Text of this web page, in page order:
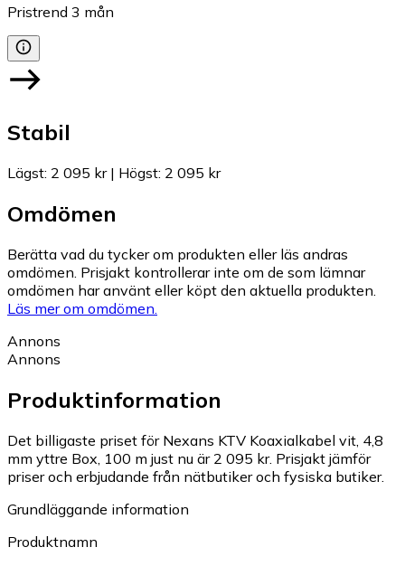
Pristrend 3 mån
Stabil
Lägst: 2 095 kr| Högst: 2 095 kr
Omdömen
Berätta vad du tycker om produkten eller läs andras
omdömen. Prisjakt kontrollerar inte om de som lämnar
omdömen har använt eller köpt den aktuella produkten.
Läs mer om omdömen.
Annons
Annons
Produktinformation
Det billigaste priset för Nexans KTV Koaxialkabel vit, 4,8
mm yttre Box, 100 m just nu är 2 095 kr. Prisjakt jämför
priser och erbjudande från nätbutiker och fysiska butiker.
Grundläggande information
Produktnamn